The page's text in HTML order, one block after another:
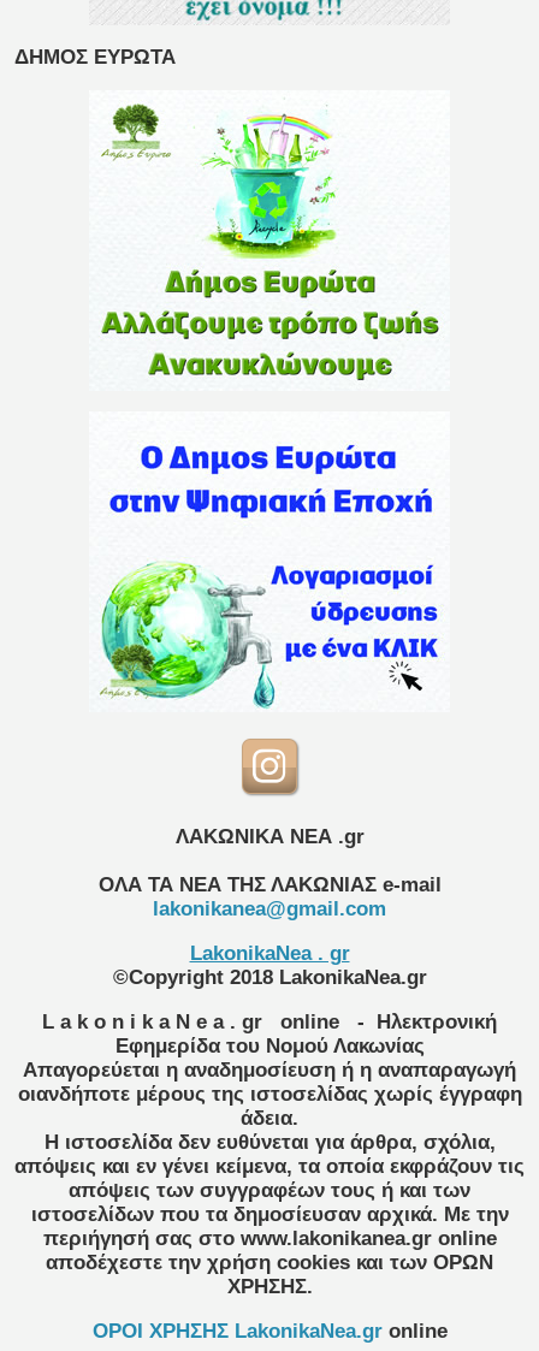
ΔΗΜΟΣ ΕΥΡΩΤΑ
ΛΑΚΩΝΙΚΑ ΝΕΑ .gr
ΟΛΑ ΤΑ ΝΕΑ ΤΗΣ ΛΑΚΩΝΙΑΣ e-mail
lakonikanea@gmail.com
LakonikaNea . gr
©Copyright 2018 LakonikaNea.gr
L a k o n i k a N e a . gr
online
- Ηλεκτρονική
Εφημερίδα του Νομού Λακωνίας
Απαγορεύεται η αναδημοσίευση ή η αναπαραγωγή
οιανδήποτε μέρους της ιστοσελίδας χωρίς έγγραφη
άδεια.
Η ιστοσελίδα δεν ευθύνεται για άρθρα, σχόλια,
απόψεις και εν γένει κείμενα, τα οποία εκφράζουν τις
απόψεις των συγγραφέων τους ή και των
ιστοσελίδων που τα δημοσίευσαν αρχικά. Με την
περιήγησή σας στο www.lakonikanea.gr online
αποδέχεστε την χρήση cookies και των ΟΡΩΝ
ΧΡΗΣΗΣ.
OPOI XΡΗΣΗΣ LakonikaNea.gr online